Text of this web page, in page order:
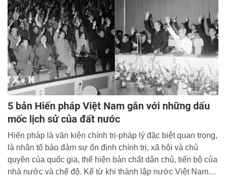
5 bản Hiến pháp Việt Nam gắn với những dấu
mốc lịch sử của đất nước
Hiến pháp là văn kiện chính trị-pháp lý đặc biệt quan trọng,
là nhân tố bảo đảm sự ổn định chính trị, xã hội và chủ
quyền của quốc gia, thể hiện bản chất dân chủ, tiến bộ của
nhà nước và chế độ. Kể từ khi thành lập nước Việt Nam